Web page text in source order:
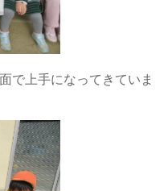
で上手になってきていま